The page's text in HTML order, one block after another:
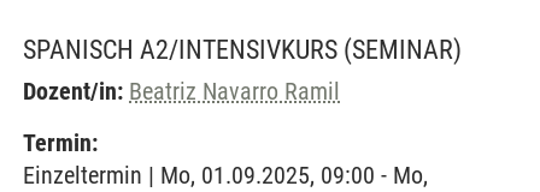
SPANISCH A2/INTENSIVKURS (SEMINAR)
Dozent/in: Beatriz Navarro Ramil
Termin:
Einzeltermin | Mo, 01.09.2025, 09:00 - Mo,